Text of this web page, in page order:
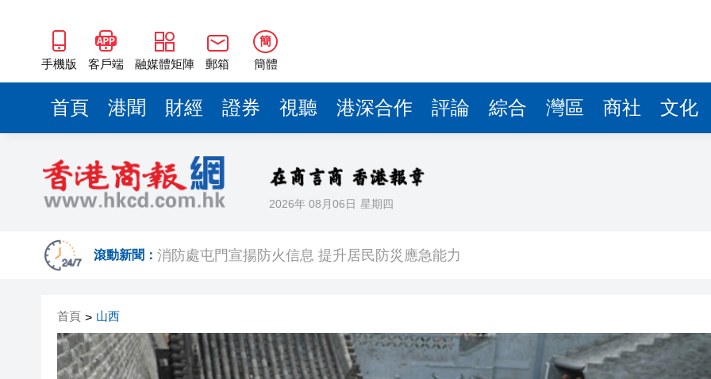
手機版 客戶端 融媒體矩陣 郵箱
簡
簡體
首頁 港聞 財經 證券 視聽 港深合作 評論 綜合 灣區 商社 文化
2026年 08月06日 星期四
滾動新聞： 消防處屯門宣揚防火信息 提升居民防災應急能力
內地擬向境外保單收益徵稅20% 友邦挫8% 分析指保險股在外圍急挫屬反應過度
首頁 > 山西